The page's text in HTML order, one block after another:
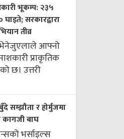
भूकम्प: २३५
सरकारद्वारा
तीव्र
भेनेजुएलाले आफ्नो
प्राकृतिक
छ। उत्तरी
सम्झौता र होर्मुजमा
कागजी बाघ
भर्साइल्स